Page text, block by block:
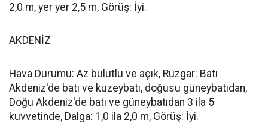
2,0 m, yer yer 2,5 m, Görüş: İyi.
AKDENİZ
Hava Durumu: Az bulutlu ve açık, Rüzgar: Batı
Akdeniz'de batı ve kuzeybatı, doğusu güneybatıdan,
Doğu Akdeniz'de batı ve güneybatıdan 3 ila 5
kuvvetinde, Dalga: 1,0 ila 2,0 m, Görüş: İyi.